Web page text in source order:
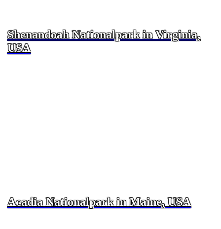
Shenandoah Nationalpark in Virginia,
USA
Acadia Nationalpark in Maine, USA